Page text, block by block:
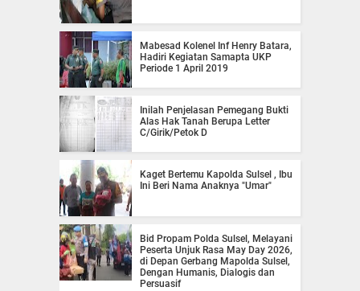
Mabesad Kolenel Inf Henry Batara,
Hadiri Kegiatan Samapta UKP
Periode 1 April 2019
Inilah Penjelasan Pemegang Bukti
Alas Hak Tanah Berupa Letter
C/Girik/Petok D
Kaget Bertemu Kapolda Sulsel , Ibu
Ini Beri Nama Anaknya "Umar"
Bid Propam Polda Sulsel, Melayani
Peserta Unjuk Rasa May Day 2026,
di Depan Gerbang Mapolda Sulsel,
Dengan Humanis, Dialogis dan
Persuasif